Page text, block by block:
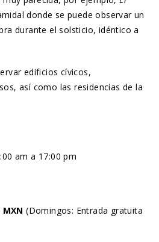
donde se puede observar un
durante el solsticio, idéntico a
edificios cívicos,
así como las residencias de la
am a 17:00 pm
MXN (Domingos: Entrada gratuita